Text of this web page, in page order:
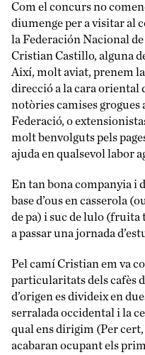
Com el concurs no
diumenge per a visitar al
la Federación Nacional
Cristian Castillo, alguna
Així, molt aviat, prenem
direcció a la cara oriental
notòries camises grogues
Federació, o
molt benvolguts pels
ajuda en qualsevol labor
En tan bona companyia i
base d’ous en casserola
de pa) i suc de lulo
a passar una jornada
Pel camí Cristian em va
particularitats dels cafès
d’origen es divideix en
serralada occidental i la
qual ens dirigim (Per cert,
acabaran ocupant els